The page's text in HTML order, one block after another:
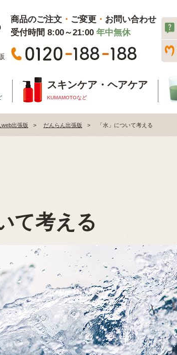
商品のご注文 ・ ご変更 ・ お問い合わせ
受付時間 8:00～21:00 年中無休
スキンケア・ヘアケア
KUMAMOTOなど
web出張版 だんらん出張版 「水」について考える
て考える